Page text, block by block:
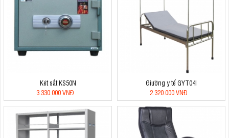
Két sắt KS50N
3.330.000 VNĐ
Giường y tế GYT04I
2.320.000 VNĐ